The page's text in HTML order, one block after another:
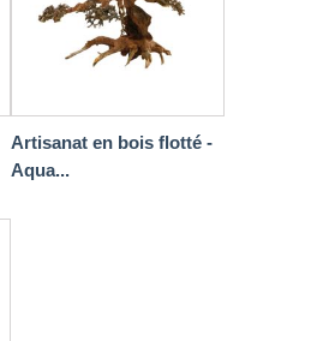
Artisanat en bois flotté -
Aqua...